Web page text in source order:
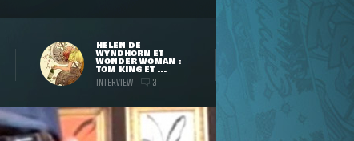
HELEN DE
WYNDHORN ET
WONDER WOMAN :
TOM KING ET ...
INTERVIEW 3